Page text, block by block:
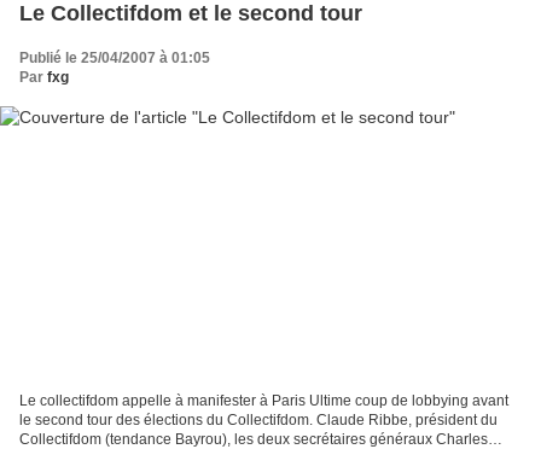
Le Collectifdom et le second tour
Publié le 25/04/2007 à 01:05
Par fxg
Le collectifdom appelle à manifester à Paris Ultime coup de lobbying avant
le second tour des élections du Collectifdom. Claude Ribbe, président du
Collectifdom (tendance Bayrou), les deux secrétaires généraux Charles